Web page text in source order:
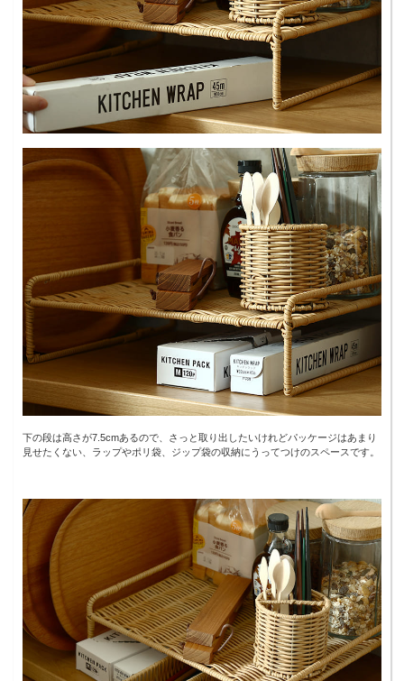
下の段は高さが7.5cmあるので、さっと取り出したいけれどパッケージはあまり
見せたくない、ラップやポリ袋、ジップ袋の収納にうってつけのスペースです。